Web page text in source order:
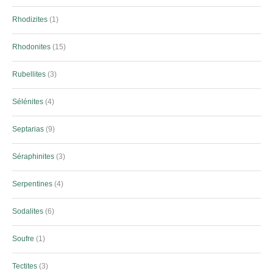
Rhodizites 1
Rhodonites 15
Rubellites 3
Sélénites 4
Septarias 9
Séraphinites 3
Serpentines 4
Sodalites 6
Soufre 1
Tectites 3